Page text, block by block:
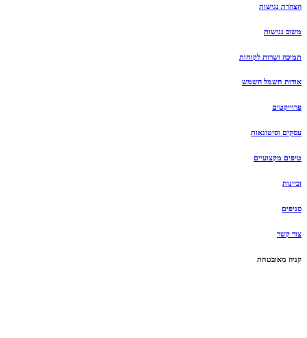
הצהרת נגישות
משוב נגישות
תמיכה ושרות לקוחות
אודות חשמל השמש
פרוייקטים
עסקים וסיטונאות
טיפים מקצועיים
זכיינות
סניפים
צור קשר
קניה מאובטחת